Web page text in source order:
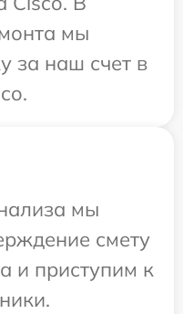
мы
за наш счет в
мы
смету
и приступим к